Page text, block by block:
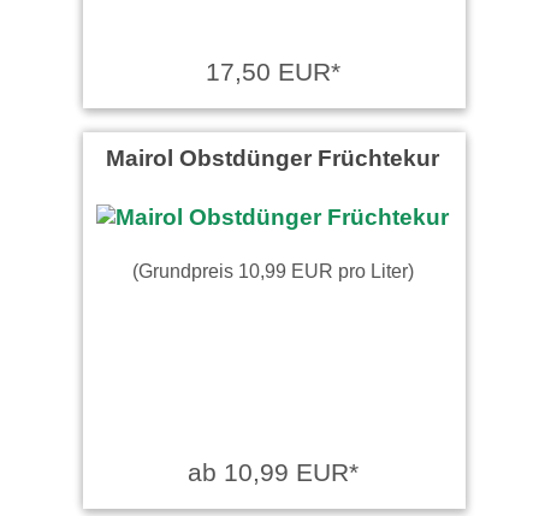
17,50 EUR*
Mairol Obstdünger Früchtekur
(Grundpreis 10,99 EUR pro Liter)
ab 10,99 EUR*